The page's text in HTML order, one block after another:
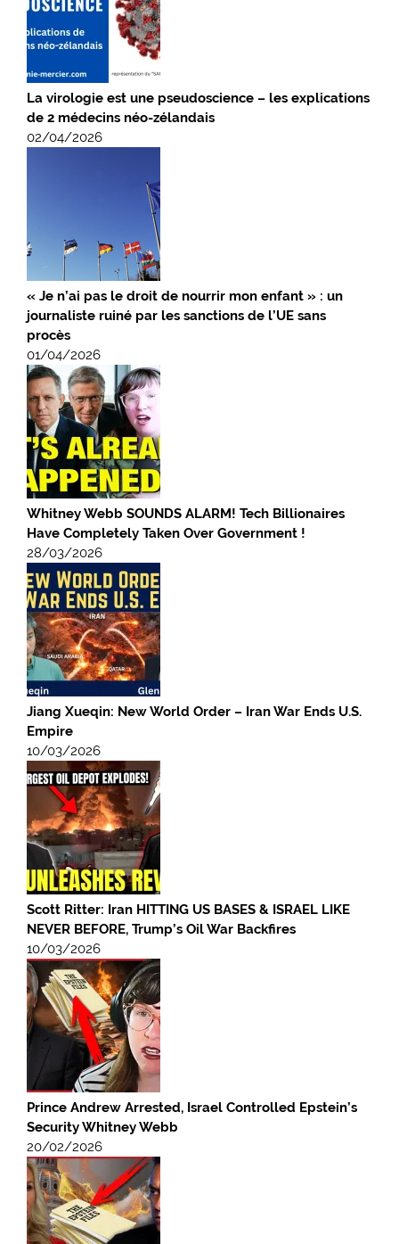
La virologie est une pseudoscience – les explications
de 2 médecins néo-zélandais
02/04/2026
« Je n’ai pas le droit de nourrir mon enfant » : un
journaliste ruiné par les sanctions de l’UE sans
procès
01/04/2026
Whitney Webb SOUNDS ALARM! Tech Billionaires
Have Completely Taken Over Government !
28/03/2026
Jiang Xueqin: New World Order – Iran War Ends U.S.
Empire
10/03/2026
Scott Ritter: Iran HITTING US BASES & ISRAEL LIKE
NEVER BEFORE, Trump’s Oil War Backfires
10/03/2026
Prince Andrew Arrested, Israel Controlled Epstein’s
Security Whitney Webb
20/02/2026